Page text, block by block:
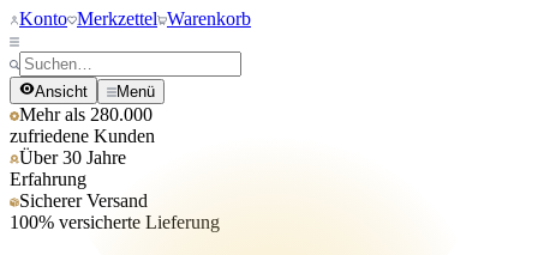
Konto Merkzettel Warenkorb
Ansicht Menü
Mehr als 280.000
zufriedene Kunden
Über 30 Jahre
Erfahrung
Sicherer Versand
100% versicherte Lieferung